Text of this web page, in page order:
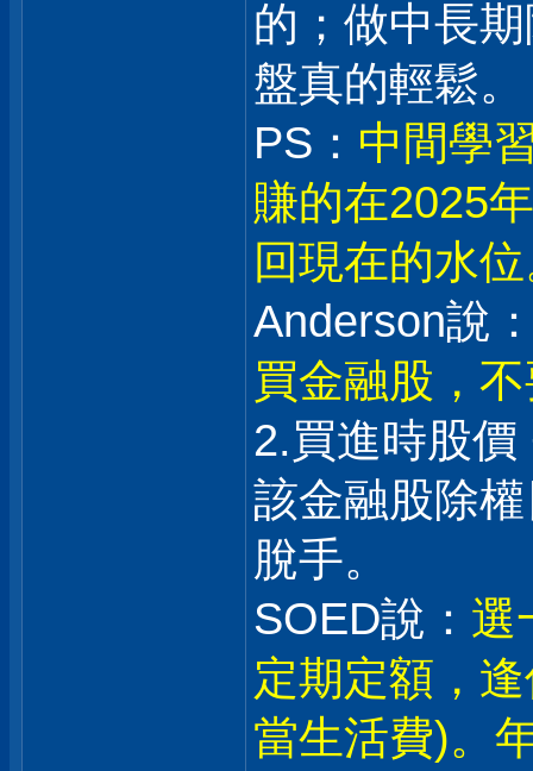
的；做中長
盤真的輕鬆。
PS： 中間學
賺的在2025
回現在的水
Anderson說
買金融股，
2.買進時股
該金融股除
脫手。
SOED說： 選
定期定額，
當生活費)。